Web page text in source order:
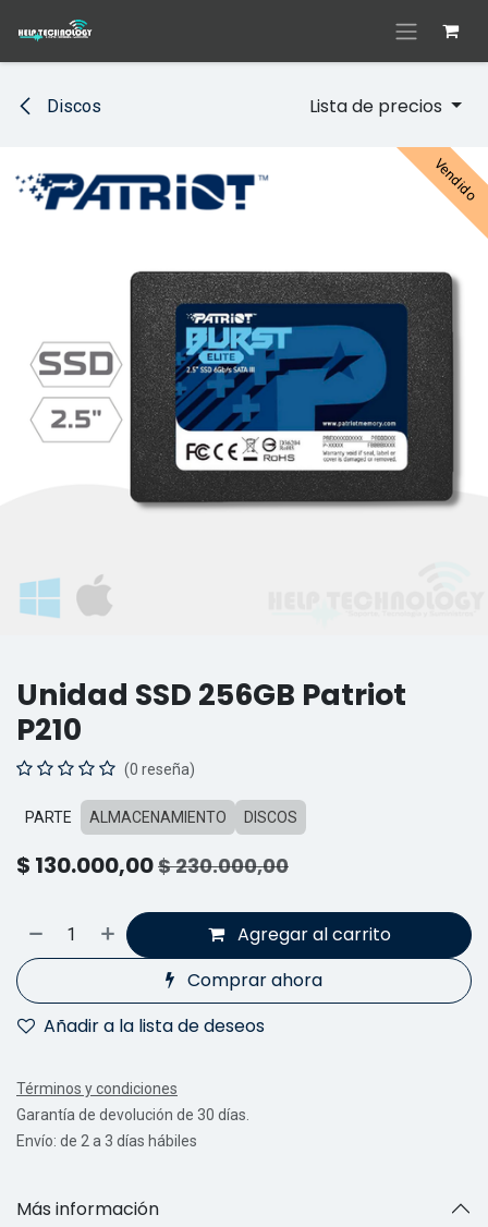
Discos Lista de precios
Vendido
Unidad SSD 256GB Patriot
P210
(0 reseña)
PARTE ALMACENAMIENTO DISCOS
$ 130.000,00$230.000,00
Agregar al carrito
Comprar ahora
Añadir a la lista de deseos
Términos y condiciones
Garantía de devolución de 30 días.
Envío: de 2 a 3 días hábiles
Más información